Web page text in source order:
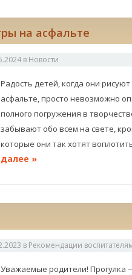
на асфальте
в Новости
Радость детей, когда они
асфальте, просто невозможно
полного погружения в
забывают обо всем на свете,
которые они так хотят
далее »
в Рекомендации
Уважаемые родители! Прогулка